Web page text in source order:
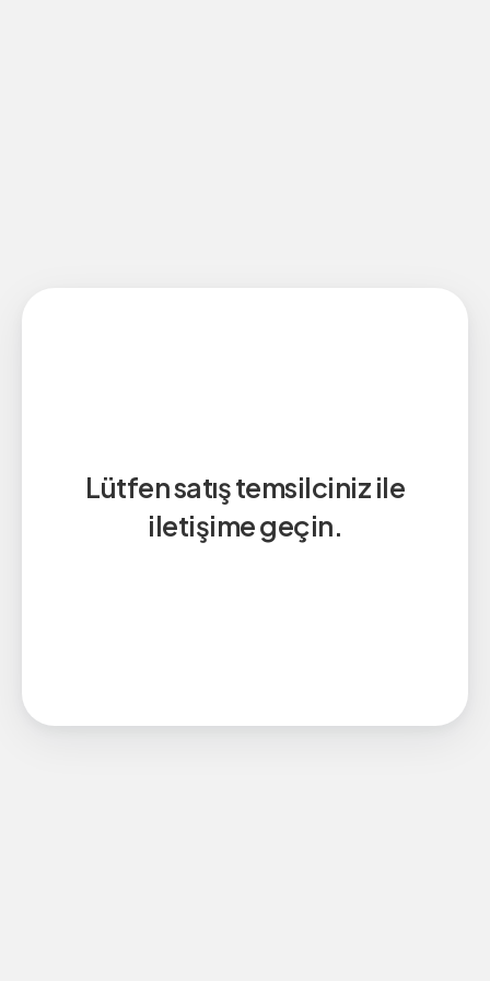
Lütfen satış temsilciniz ile
iletişime geçin.